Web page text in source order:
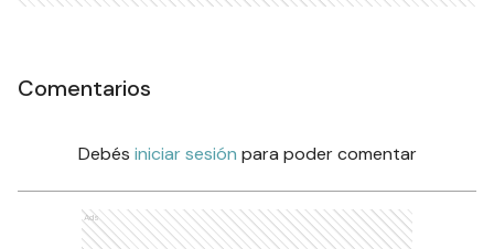
Comentarios
Debés iniciar sesión para poder comentar
Ads